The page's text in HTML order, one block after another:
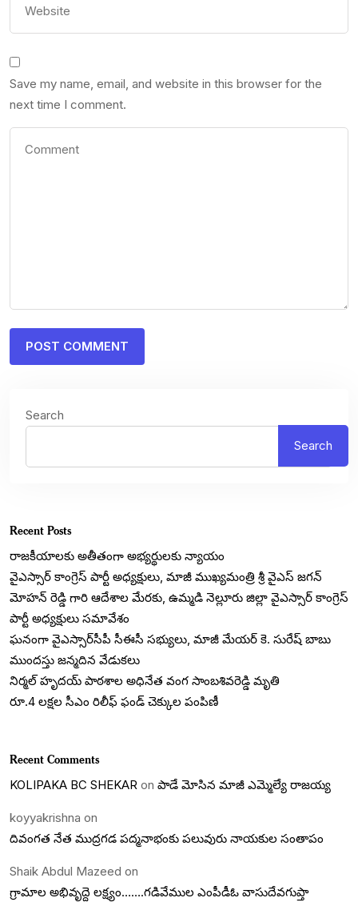
Save my name, email, and website in this browser for the
next time I comment.
Search
Search
Recent Posts
రాజకీయాలకు అతీతంగా అభ్యర్థులకు న్యాయం
వైఎస్సార్ కాంగ్రెస్ పార్టీ అధ్యక్షులు, మాజీ ముఖ్యమంత్రి శ్రీ వైఎస్ జగన్
మోహన్ రెడ్డి గారి ఆదేశాల మేరకు, ఉమ్మడి నెల్లూరు జిల్లా వైఎస్సార్ కాంగ్రెస్
పార్టీ అధ్యక్షులు సమావేశం
ఘనంగా వైఎస్సార్‌సీపీ సీఈసీ సభ్యులు, మాజీ మేయర్ కె. సురేష్ బాబు
ముందస్తు జన్మదిన వేడుకలు
నిర్మల్ హృదయ్ పాఠశాల అధినేత వంగ సాంబశివరెడ్డి మృతి
రూ.4 లక్షల సీఎం రిలీఫ్ ఫండ్ చెక్కుల పంపిణీ
Recent Comments
KOLIPAKA BC SHEKAR on పాడే మోసిన మాజీ ఎమ్మెల్యే రాజయ్య
koyyakrishna on
దివంగత నేత ముద్రగడ పద్మనాభంకు పలువురు నాయకుల సంతాపం
Shaik Abdul Mazeed on
గ్రామాల అభివృద్దె లక్ష్యం…….గడివేముల ఎంపీడీఓ వాసుదేవగుప్తా